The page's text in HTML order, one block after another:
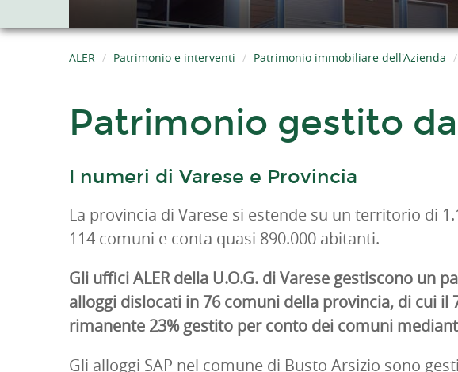
ALER Patrimonio e interventi Patrimonio immobiliare dell'Azienda
Patrimonio gestito
I numeri di Varese e Provincia
La provincia di Varese si estende su un territorio di
114 comuni e conta quasi 890.000 abitanti.
Gli uffici ALER della U.O.G. di Varese gestiscono un
alloggi dislocati in 76 comuni della provincia, di cui il
rimanente 23% gestito per conto dei comuni
Gli alloggi SAP nel comune di Busto Arsizio sono